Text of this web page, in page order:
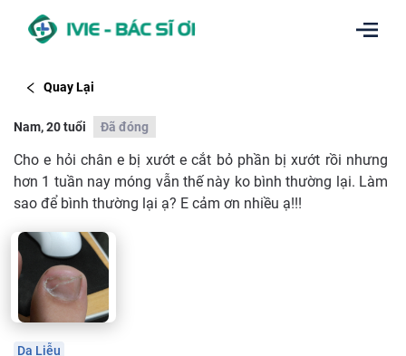
Quay Lại
Nam, 20 tuổi Đã đóng
Cho e hỏi chân e bị xướt e cắt bỏ phần bị xướt rồi nhưng
hơn 1 tuần nay móng vẫn thế này ko bình thường lại. Làm
sao để bình thường lại ạ? E cảm ơn nhiều ạ!!!
Da Liễu